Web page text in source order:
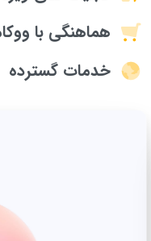
هماهنگی با
خدمات گسترده